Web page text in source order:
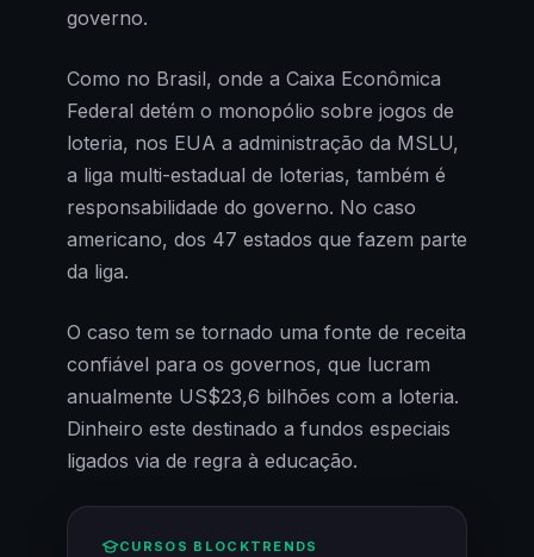
governo.
Como no Brasil, onde a Caixa Econômica
Federal detém o monopólio sobre jogos de
loteria, nos EUA a administração da MSLU,
a liga multi-estadual de loterias, também é
responsabilidade do governo. No caso
americano, dos 47 estados que fazem parte
da liga.
O caso tem se tornado uma fonte de receita
confiável para os governos, que lucram
anualmente US$23,6 bilhões com a loteria.
Dinheiro este destinado a fundos especiais
ligados via de regra à educação.
CURSOS BLOCKTRENDS